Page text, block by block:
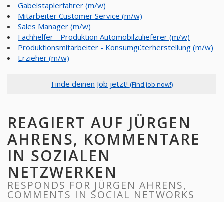
Gabelstaplerfahrer (m/w)
Mitarbeiter Customer Service (m/w)
Sales Manager (m/w)
Fachhelfer - Produktion Automobilzulieferer (m/w)
Produktionsmitarbeiter - Konsumgüterherstellung (m/w)
Erzieher (m/w)
Finde deinen Job jetzt! (Find job now!)
REAGIERT AUF JÜRGEN
AHRENS, KOMMENTARE
IN SOZIALEN
NETZWERKEN
RESPONDS FOR JÜRGEN AHRENS,
COMMENTS IN SOCIAL NETWORKS